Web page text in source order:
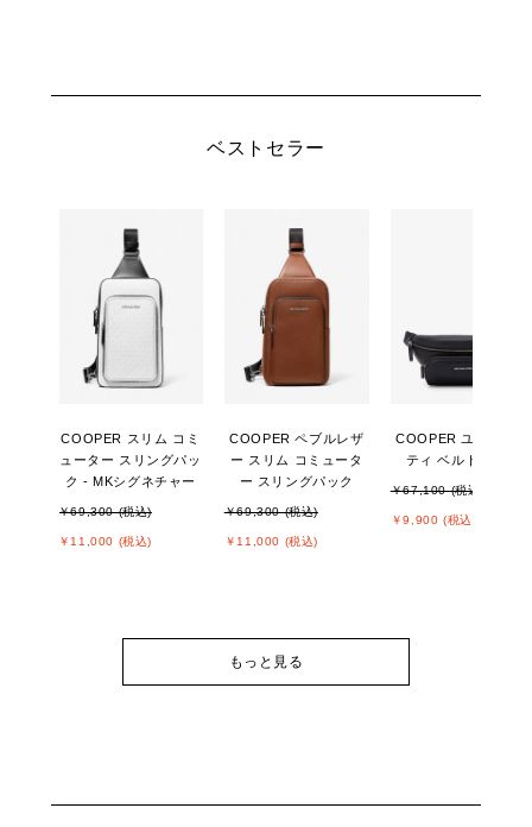
ベストセラー
COOPER スリム コミ
ューター スリングパッ
ク - MKシグネチャー
￥69,300 (税込)
￥11,000 (税込)
COOPER ペブルレザ
ー スリム コミュータ
ー スリングパック
￥69,300 (税込)
￥11,000 (税込)
COOPER ユーティリ
ティ ベルトバッグ
￥67,100 (税込)
￥9,900 (税込)
もっと見る